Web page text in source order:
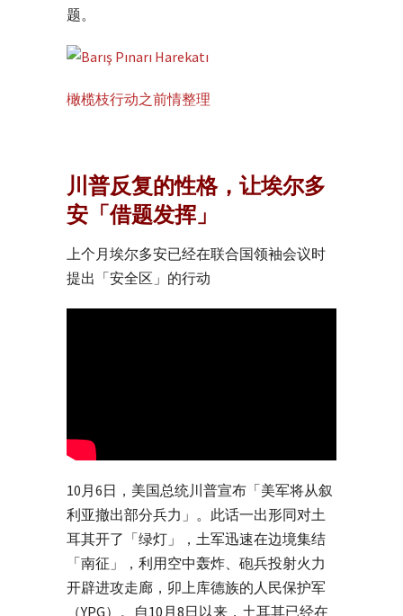
题。
橄榄枝行动之前情整理
川普反复的性格，让埃尔多
安「借题发挥」
上个月埃尔多安已经在联合国领袖会议时
提出「安全区」的行动
10月6日，美国总统川普宣布「美军将从叙
利亚撤出部分兵力」。此话一出形同对土
耳其开了「绿灯」，土军迅速在边境集结
「南征」，利用空中轰炸、砲兵投射火力
开辟进攻走廊，卯上库德族的人民保护军
（YPG）。自10月8日以来，土耳其已经在